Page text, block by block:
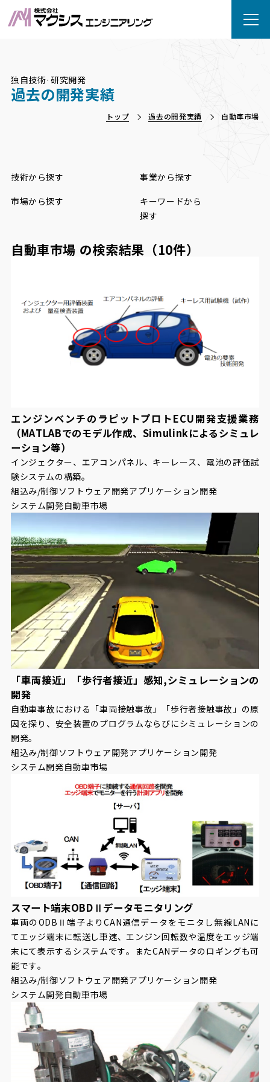
独自技術·研究開発
過去の開発実績
トップ 過去の開発実績 自動車市場
技術から探す
事業から探す
市場から探す
キーワードから
探す
自動車市場 の検索結果（10件）
エンジンベンチのラピットプロトECU開発支援業務
（MATLABでのモデル作成、Simulinkによるシミュレ
ーション等）
インジェクター、エアコンパネル、キーレース、電池の評価試
験システムの構築。
組込み/制御ソフトウェア開発アプリケーション開発
システム開発自動車市場
「車両接近」「歩行者接近」感知,シミュレーションの
開発
自動車事故における「車両接触事故」「歩行者接触事故」の原
因を探り、安全装置のプログラムならびにシミュレーションの
開発。
組込み/制御ソフトウェア開発アプリケーション開発
システム開発自動車市場
スマート端末OBDⅡデータモニタリング
車両のODBⅡ端子よりCAN通信データをモニタし無線LANに
てエッジ端末に転送し車速、エンジン回転数や温度をエッジ端
末にて表示するシステムです。またCANデータのロギングも可
能です。
組込み/制御ソフトウェア開発アプリケーション開発
システム開発自動車市場